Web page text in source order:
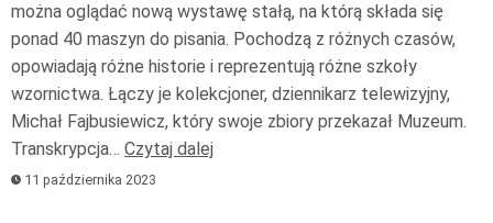
można oglądać nową wystawę stałą, na którą składa się
ponad 40 maszyn do pisania. Pochodzą z różnych czasów,
opowiadają różne historie i reprezentują różne szkoły
wzornictwa. Łączy je kolekcjoner, dziennikarz telewizyjny,
Michał Fajbusiewicz, który swoje zbiory przekazał Muzeum.
Transkrypcja… Czytaj dalej
11 października 2023